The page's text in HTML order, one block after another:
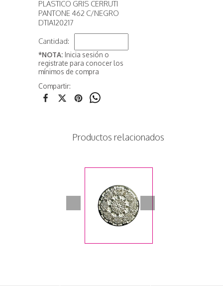
PLASTICO GRIS CERRUTI
PANTONE 462 C/NEGRO
DTIA120217
Cantidad:
*NOTA: Inicia sesión o
registrate para conocer los
mínimos de compra
Compartir:
Productos relacionados